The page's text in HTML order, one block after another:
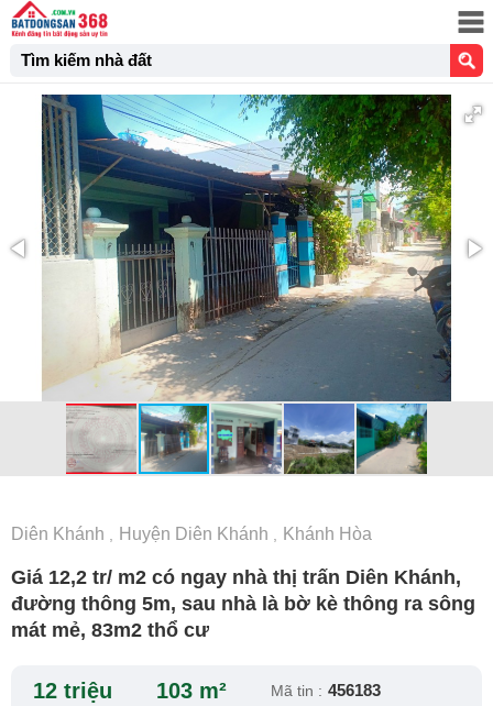
Tìm kiếm nhà đất
Diên Khánh Huyện Diên Khánh Khánh Hòa
Giá 12,2 tr/ m2 có ngay nhà thị trấn Diên Khánh,
đường thông 5m, sau nhà là bờ kè thông ra sông
mát mẻ, 83m2 thổ cư
12 triệu 103 m² Mã tin : 456183